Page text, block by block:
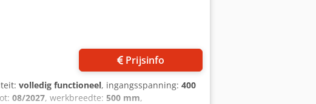
Prijsinfo
volledig functioneel, ingangsspanning: 400
08/2027, werkbreedte: 500 mm,